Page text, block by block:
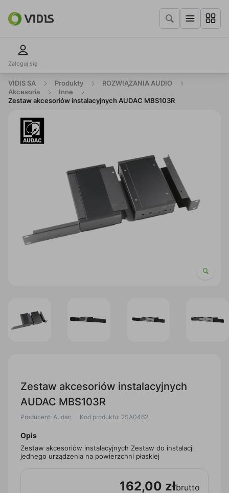
Zaloguj się
VIDIS SA Produkty
ROZWIĄZANIA AUDIO
Akcesoria
Inne
Zestaw akcesoriów instalacyjnych AUDAC MBS103R
Zestaw akcesoriów instalacyjnych
AUDAC MBS103R
Producent: Audac Kod produktu: 2SA0462
Opis
Zestaw akcesoriów instalacyjnych Zestaw do instalacji
jednego urządzenia na powierzchni płaskiej
162,00 złbrutto